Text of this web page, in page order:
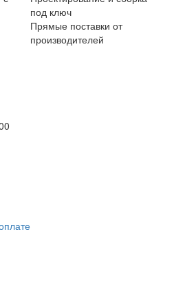
под ключ
Прямые поставки от
производителей